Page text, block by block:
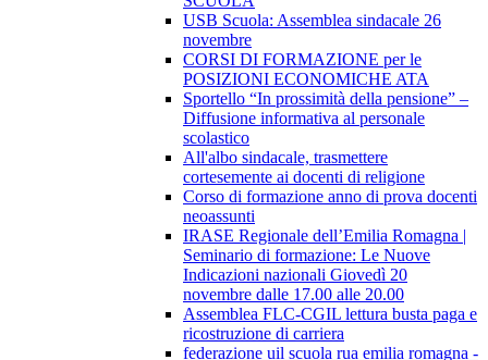
USB Scuola: Assemblea sindacale 26
novembre
CORSI DI FORMAZIONE per le
POSIZIONI ECONOMICHE ATA
Sportello “In prossimità della pensione” –
Diffusione informativa al personale
scolastico
All'albo sindacale, trasmettere
cortesemente ai docenti di religione
Corso di formazione anno di prova docenti
neoassunti
IRASE Regionale dell’Emilia Romagna |
Seminario di formazione: Le Nuove
Indicazioni nazionali Giovedì 20
novembre dalle 17.00 alle 20.00
Assemblea FLC-CGIL lettura busta paga e
ricostruzione di carriera
federazione uil scuola rua emilia romagna -